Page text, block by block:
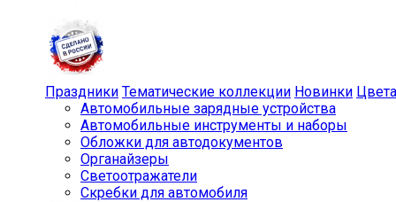
Праздники Тематические коллекции Новинки Цвета
Автомобильные зарядные устройства
Автомобильные инструменты и наборы
Обложки для автодокументов
Органайзеры
Светоотражатели
Скребки для автомобиля